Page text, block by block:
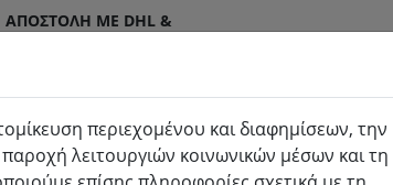
ΑΠΟΣΤΟΛΉ ΜΕ DHL &
Κουζίνα & φαγητό(aktuelle Seite)
Ζώντας
περιεχομένου και διαφημίσεων, την
λειτουργιών κοινωνικών μέσων και τη